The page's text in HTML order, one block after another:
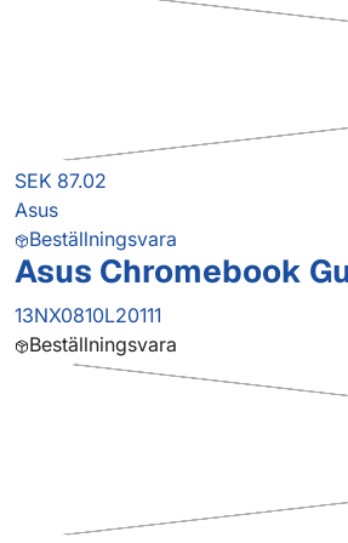
SEK 87.02
Asus
Beställningsvara
Asus Chromebook
13NX0810L20111
Beställningsvara